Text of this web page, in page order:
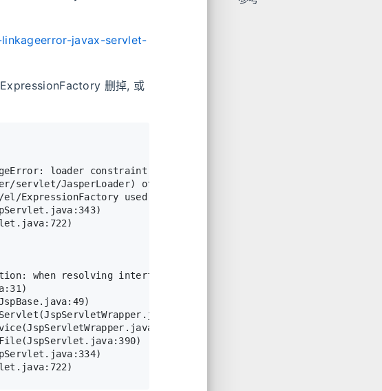
javax-servlet-
删掉, 或
loader constraint violation: when resolving interface
servlet/JasperLoader) of the current class, org/apache/jsp/
ExpressionFactory used in the signature
when resolving interface method